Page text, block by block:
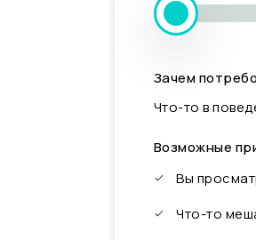
Зачем
Что-то в
Возможные
Вы
Что-то